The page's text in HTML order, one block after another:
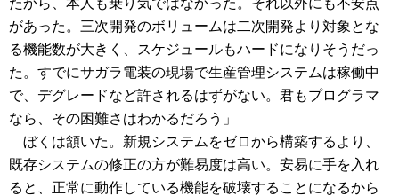
たから、本人も乗り気ではなかった。それ以外にも不安点
があった。三次開発のボリュームは二次開発より対象とな
る機能数が大きく、スケジュールもハードになりそうだっ
た。すでにサガラ電装の現場で生産管理システムは稼働中
で、デグレードなど許されるはずがない。君もプログラマ
なら、その困難さはわかるだろう」
ぼくは頷いた。新規システムをゼロから構築するより、
既存システムの修正の方が難易度は高い。安易に手を入れ
ると、正常に動作している機能を破壊することになるから